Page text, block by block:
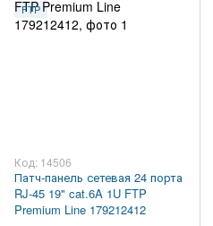
FTP
Код: 14506
Патч-панель сетевая 24 порта
RJ-45 19" cat.6A 1U FTP
Premium Line 179212412